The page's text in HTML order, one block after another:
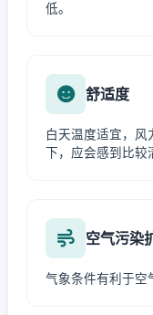
低。
舒适度
白天温度适宜，风
下，应会感到比较
空气污染
气象条件有利于空